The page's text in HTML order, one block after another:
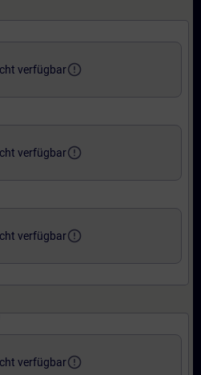
verfügbarerror_outline
verfügbarerror_outline
verfügbarerror_outline
verfügbarerror_outline